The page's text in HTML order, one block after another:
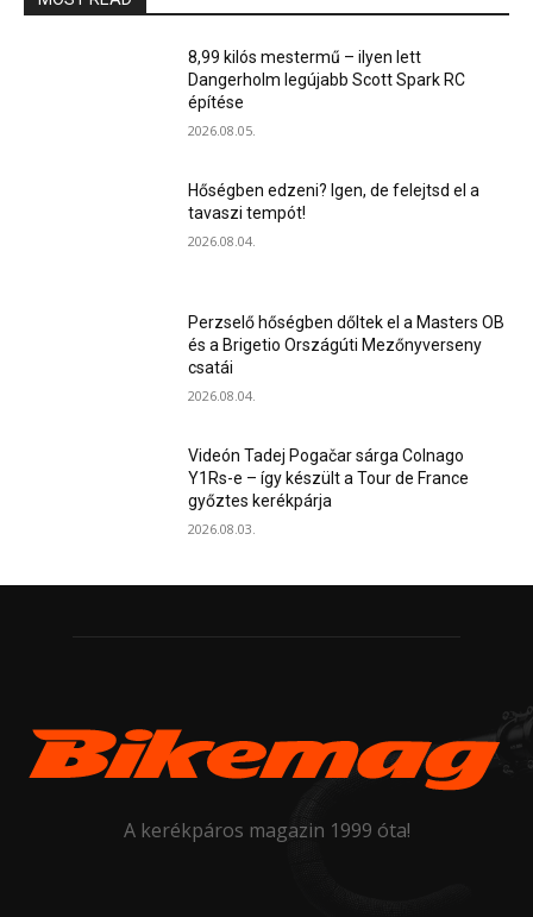
8,99 kilós mestermű – ilyen lett
Dangerholm legújabb Scott Spark RC
építése
2026.08.05.
Hőségben edzeni? Igen, de felejtsd el a
tavaszi tempót!
2026.08.04.
Perzselő hőségben dőltek el a Masters OB
és a Brigetio Országúti Mezőnyverseny
csatái
2026.08.04.
Videón Tadej Pogačar sárga Colnago
Y1Rs-e – így készült a Tour de France
győztes kerékpárja
2026.08.03.
A kerékpáros magazin 1999 óta!